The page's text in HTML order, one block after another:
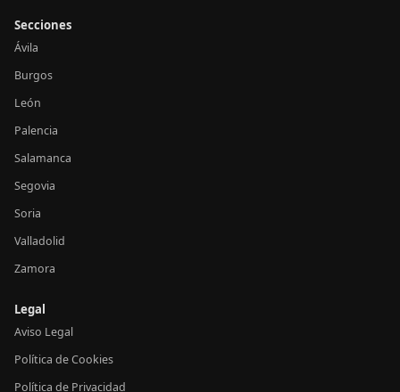
Secciones
Ávila
Burgos
León
Palencia
Salamanca
Segovia
Soria
Valladolid
Zamora
Legal
Aviso Legal
Política de Cookies
Política de Privacidad